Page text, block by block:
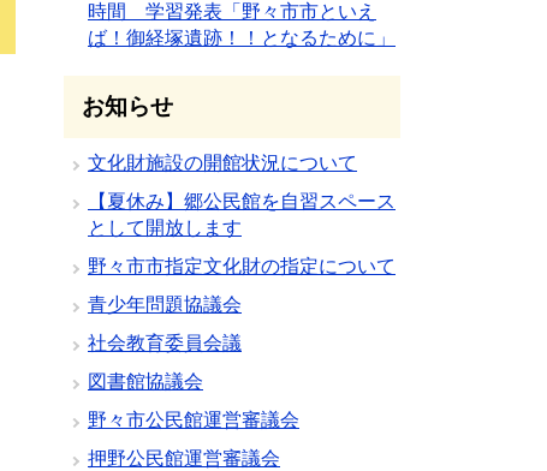
時間 学習発表「野々市市といえ
ば！御経塚遺跡！！となるために」
お知らせ
文化財施設の開館状況について
【夏休み】郷公民館を自習スペース
として開放します
野々市市指定文化財の指定について
青少年問題協議会
社会教育委員会議
図書館協議会
野々市公民館運営審議会
押野公民館運営審議会